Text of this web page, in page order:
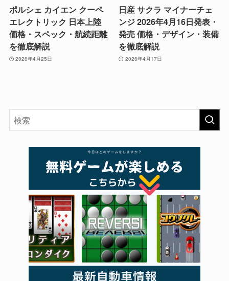
ポルシェ カイエン クーペ
エレクトリック 日本上陸
価格・スペック・航続距離
を徹底解説
2026年4月25日
日産 サクラ マイナーチェ
ンジ 2026年4月16日発表・
発売 価格・デザイン・装備
を徹底解説
2026年4月17日